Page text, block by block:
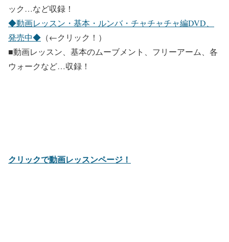
ック…など収録！
◆動画レッスン・基本・ルンバ・チャチャチャ編DVD、
発売中◆ （←クリック！）
■動画レッスン、基本のムーブメント、フリーアーム、各
ウォークなど…収録！
クリックで動画レッスンページ！